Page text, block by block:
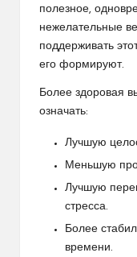
полезное,
нежелательные
поддерживать
его формируют.
Более здоровая
означать:
Лучшую
Меньшую
Лучшую
стресса.
Более
времени.